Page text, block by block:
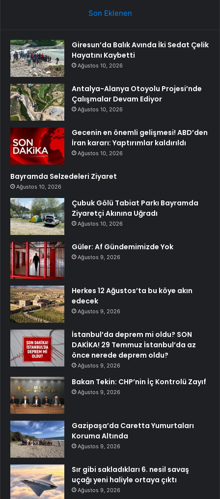
Son Eklenen
Giresun’da Balık Avında İki Sedat Çelik
Hayatını Kaybetti
Ağustos 10, 2026
Antalya-Alanya Otoyolu Projesi’nde
Çalışmalar Devam Ediyor
Ağustos 10, 2026
Gecenin en önemli gelişmesi! ABD’den
İran kararı: Yaptırımlar kaldırıldı
Ağustos 10, 2026
Bayramda Selzedeleri Ziyaret
Ağustos 10, 2026
Çubuk Gölü Tabiat Parkı Bayramda
Ziyaretçi Akınına Uğradı
Ağustos 10, 2026
Güler: Af Gündemimizde Yok
Ağustos 9, 2026
Herkes 12 Ağustos’ta bu köye akın
edecek
Ağustos 9, 2026
İstanbul’da deprem mi oldu? SON
DAKİKA! 29 Temmuz İstanbul’da az
önce nerede deprem oldu?
Ağustos 9, 2026
Bakan Tekin: CHP’nin İç Kontrolü Zayıf
Ağustos 9, 2026
Gazipaşa’da Caretta Yumurtaları
Koruma Altında
Ağustos 9, 2026
Sır gibi sakladıkları 6. nesil savaş
uçağı yeni haliyle ortaya çıktı
Ağustos 9, 2026